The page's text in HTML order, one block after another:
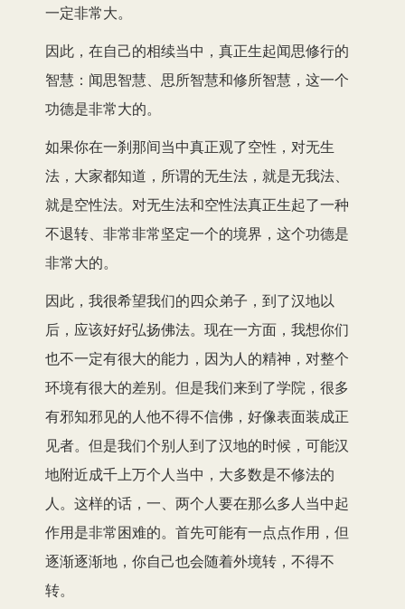
一定非常大。
因此，在自己的相续当中，真正生起闻思修行的
智慧：闻思智慧、思所智慧和修所智慧，这一个
功德是非常大的。
如果你在一刹那间当中真正观了空性，对无生
法，大家都知道，所谓的无生法，就是无我法、
就是空性法。对无生法和空性法真正生起了一种
不退转、非常非常坚定一个的境界，这个功德是
非常大的。
因此，我很希望我们的四众弟子，到了汉地以
后，应该好好弘扬佛法。现在一方面，我想你们
也不一定有很大的能力，因为人的精神，对整个
环境有很大的差别。但是我们来到了学院，很多
有邪知邪见的人他不得不信佛，好像表面装成正
见者。但是我们个别人到了汉地的时候，可能汉
地附近成千上万个人当中，大多数是不修法的
人。这样的话，一、两个人要在那么多人当中起
作用是非常困难的。首先可能有一点点作用，但
逐渐逐渐地，你自己也会随着外境转，不得不
转。